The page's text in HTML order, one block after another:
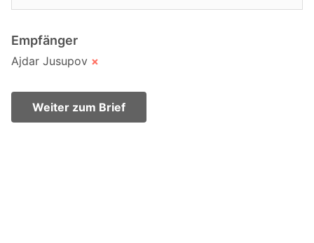
Empfänger
Ajdar Jusupov ×
Weiter zum Brief